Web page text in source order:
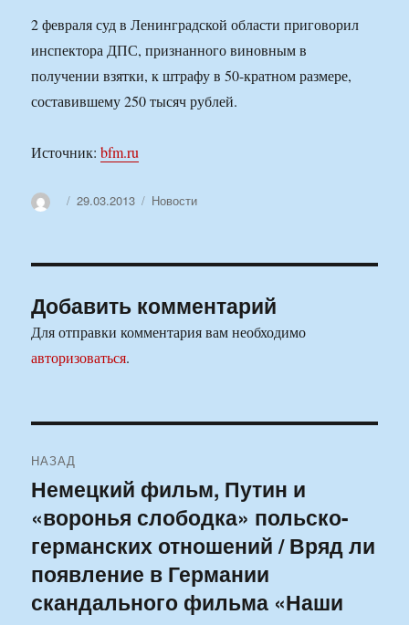
2 февраля суд в Ленинградской области приговорил
инспектора ДПС, признанного виновным в
получении взятки, к штрафу в 50-кратном размере,
составившему 250 тысяч рублей.
Источник:bfm.ru
АвторОпубликовано
29.03.2013 Рубрики
Новости
Добавить комментарий
Для отправки комментария вам необходимо
авторизоваться.
по
записям
НАЗАД
Предыдущая
запись:
Немецкий фильм, Путин и
«воронья слободка» польско-
германских отношений / Вряд ли
появление в Германии
скандального фильма «Наши